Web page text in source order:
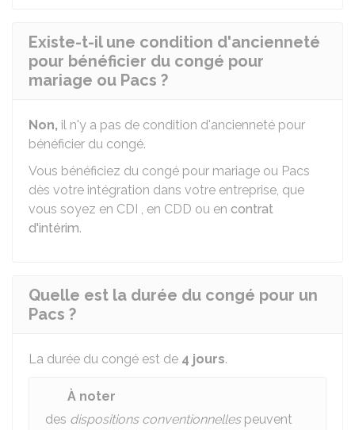
Existe-t-il une condition d'ancienneté
pour bénéficier du congé pour
mariage ou Pacs ?
Non, il n'y a pas de condition d'ancienneté pour
bénéficier du congé.
Vous bénéficiez du congé pour mariage ou Pacs
dès votre intégration dans votre entreprise, que
vous soyez en CDI , en CDD ou en contrat
d'intérim.
Quelle est la durée du congé pour un
Pacs ?
La durée du congé est de 4 jours.
À noter
des dispositions conventionnellespeuvent